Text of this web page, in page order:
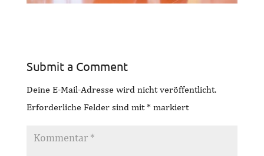
Submit a Comment
Deine E-Mail-Adresse wird nicht veröffentlicht.
Erforderliche Felder sind mit* markiert